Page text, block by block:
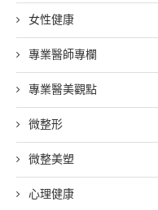
女性健康
專業醫師專欄
專業醫美觀點
微整形
微整美塑
心理健康